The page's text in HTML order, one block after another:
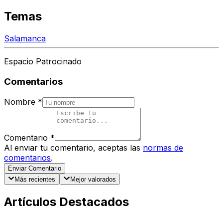
Temas
Salamanca
Espacio Patrocinado
Comentarios
Nombre *
Comentario *
Al enviar tu comentario, aceptas las normas de
comentarios.
Enviar Comentario
Más recientes
Mejor valorados
Artículos Destacados